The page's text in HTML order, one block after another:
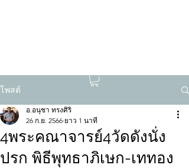
โพสต์
4พระคณาจารย์4วัดดังนั่ง
ปรก พิธีพุทธาภิเษก-เททอง
อ.อนุชา ทรงศิริ
26 ก.ย. 2566 ยาว 1 นาที